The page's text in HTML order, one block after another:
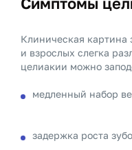
Клиническая картина
и взрослых слегка
целиакии можно
медленный набор
задержка роста